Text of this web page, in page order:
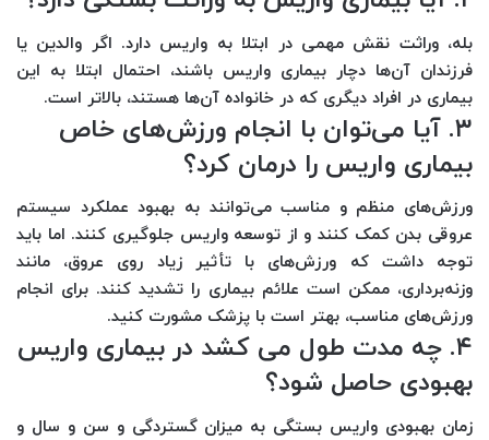
بله، وراثت نقش مهمی در ابتلا به واریس دارد. اگر والدین یا
فرزندان آن‌ها دچار بیماری واریس باشند، احتمال ابتلا به این
بیماری در افراد دیگری که در خانواده آن‌ها هستند، بالاتر است.
۳. آیا می‌توان با انجام ورزش‌های خاص
بیماری واریس را درمان کرد؟
ورزش‌های منظم و مناسب می‌توانند به بهبود عملکرد سیستم
عروقی بدن کمک کنند و از توسعه واریس جلوگیری کنند. اما باید
توجه داشت که ورزش‌های با تأثیر زیاد روی عروق، مانند
وزنه‌برداری، ممکن است علائم بیماری را تشدید کنند. برای انجام
ورزش‌های مناسب، بهتر است با پزشک مشورت کنید.
۴. چه مدت طول می کشد در بیماری واریس
بهبودی حاصل شود؟
زمان بهبودی واریس بستگی به میزان گستردگی و سن و سال و